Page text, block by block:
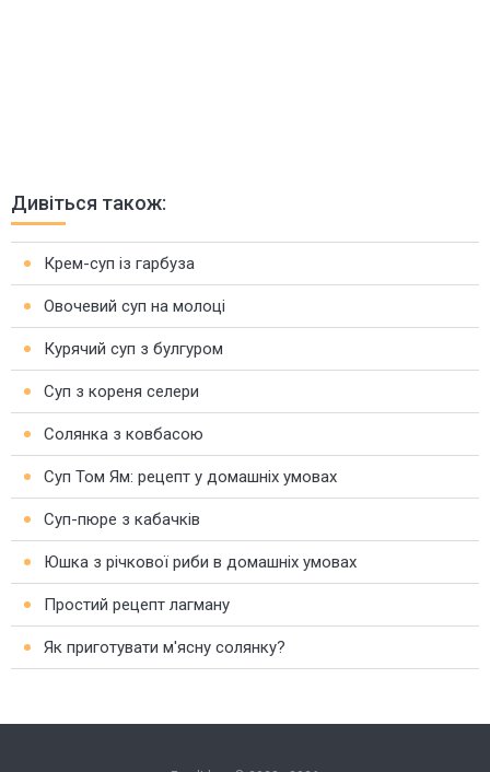
Дивіться також:
Крем-суп із гарбуза
Овочевий суп на молоці
Курячий суп з булгуром
Суп з кореня селери
Солянка з ковбасою
Суп Том Ям: рецепт у домашніх умовах
Суп-пюре з кабачків
Юшка з річкової риби в домашніх умовах
Простий рецепт лагману
Як приготувати м'ясну солянку?